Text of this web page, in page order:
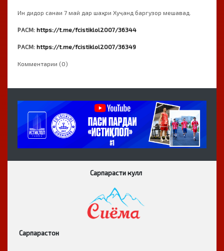
Ин дидор санаи 7 май дар шаҳри Хуҷанд баргузор мешавад.
РАСМ: https://t.me/fcistiklol2007/36344
РАСМ: https://t.me/fcistiklol2007/36349
Комментарии (0)
Сарпарасти кулл
Сарпарастон